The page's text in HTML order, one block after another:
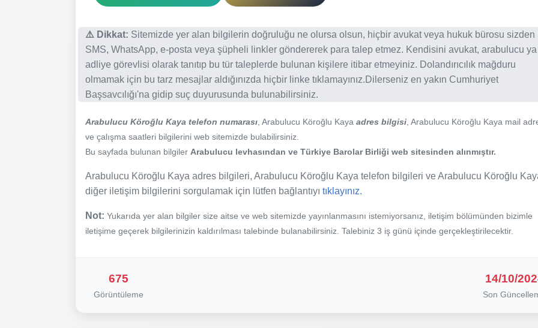
⚠️ Dikkat: Sitemizde yer alan bilgilerin doğruluğu ne olursa olsun, hiçbir avukat veya hukuk bürosu sizden
SMS, WhatsApp, e-posta veya şüpheli linkler göndererek para talep etmez. Kendisini avukat, arabulucu
adliye görevlisi olarak tanıtıp bu tür taleplerde bulunan kişilere itibar etmeyiniz. Dolandırıcılık mağduru
olmamak için bu tarz mesajlar aldığınızda hiçbir linke tıklamayınız.Dilerseniz en yakın Cumhuriyet
Başsavcılığı'na gidip suç duyurusunda bulunabilirsiniz.
Arabulucu Köroğlu Kaya telefon numarası , Arabulucu Köroğlu Kaya adres bilgisi , Arabulucu Köroğlu Kaya mail
ve çalışma saatleri bilgilerini web sitemizde bulabilirsiniz.
Bu sayfada bulunan bilgiler Arabulucu levhasından ve Türkiye Barolar Birliği web sitesinden alınmıştır.
Arabulucu Köroğlu Kaya adres bilgileri, Arabulucu Köroğlu Kaya telefon bilgileri ve Arabulucu Köroğlu
diğer iletişim bilgilerini sorgulamak için lütfen bağlantıyı tıklayınız.
Not: Yukarıda yer alan bilgiler size aitse ve web sitemizde yayınlanmasını istemiyorsanız, iletişim bölümünden bizimle
iletişime geçerek bilgilerinizin kaldırılması talebinde bulanabilirsiniz. Talebiniz 3 iş günü içinde gerçekleştirilecektir.
675
Görüntüleme
14/10/
Son